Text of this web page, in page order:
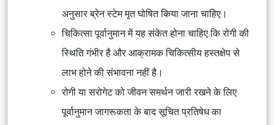
अनुसार ब्रेन स्टेम मृत घोषित किया जाना चाहिए।
चिकित्सा पूर्वानुमान में यह संकेत होना चाहिए कि रोगी की
स्थिति गंभीर है और आक्रामक चिकित्सीय हस्तक्षेप से
लाभ होने की संभावना नहीं है।
रोगी या सरोगेट को जीवन समर्थन जारी रखने के लिए
पूर्वानुमान जागरूकता के बाद सूचित प्रतिषेध का